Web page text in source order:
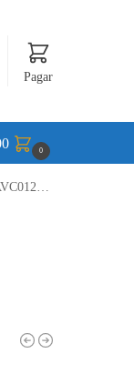
Pagar
0